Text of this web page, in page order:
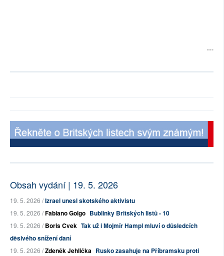
Obsah vydání | 19. 5. 2026
19. 5. 2026 /Izrael unesl skotského aktivistu
19. 5. 2026 /Fabiano Golgo Bublinky Britských listů - 10
19. 5. 2026 /Boris Cvek Tak už i Mojmír Hampl mluví o důsledcích
děsivého snížení daní
19. 5. 2026 /Zdeněk Jehlička Rusko zasahuje na Příbramsku proti